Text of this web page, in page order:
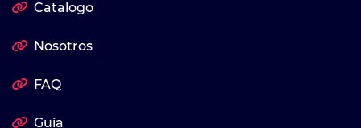
Catalogo
Nosotros
FAQ
Guía